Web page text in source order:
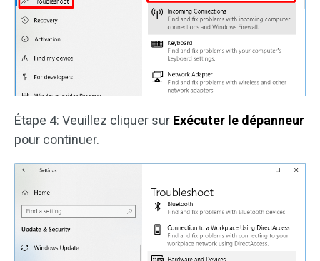
Étape 4: Veuillez cliquer sur Exécuter le dépanneur
pour continuer.